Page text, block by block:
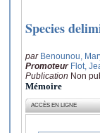
Species
par Benounou,
Promoteur Flot,
Publication Non
Mémoire
ACCÈS EN LIGNE